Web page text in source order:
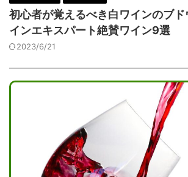
初心者が覚えるべき白ワインのブ
インエキスパート絶賛ワイン9選
2023/6/21